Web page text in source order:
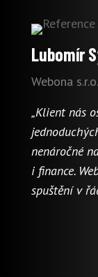
Lubomír
Webona s.r.o.
„Klient nás
nenáročné
i finance.
spuštění v